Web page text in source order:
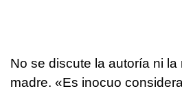
No se discute la autoría ni la
madre. «Es inocuo